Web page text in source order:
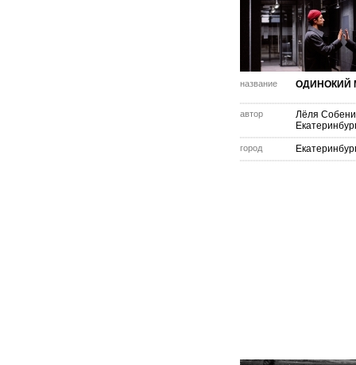
название ОДИНОКИЙ
автор
Лёля
город